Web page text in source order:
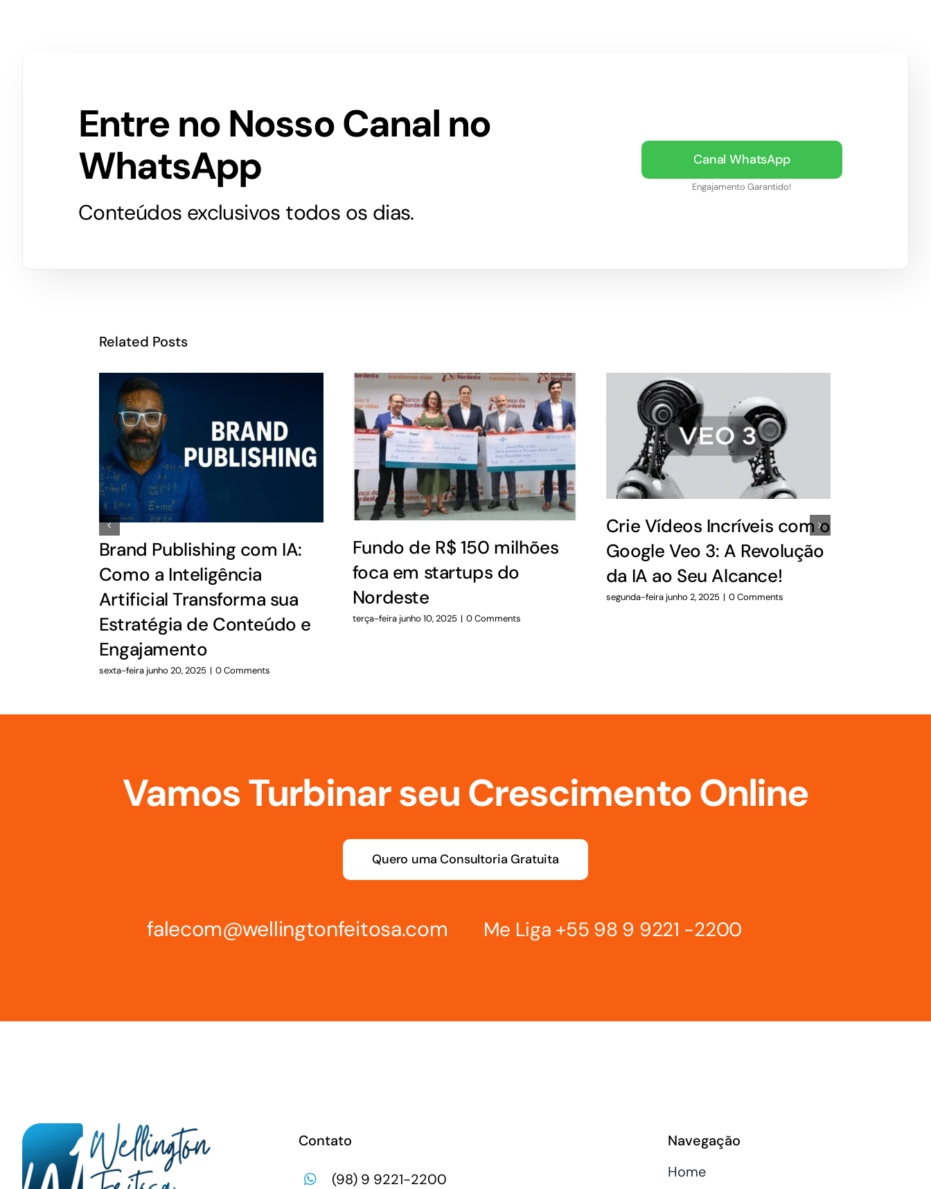
Entre no Nosso Canal no
WhatsApp
Conteúdos exclusivos todos os dias.
Canal WhatsApp
Engajamento Garantido!
Related Posts
Brand Publishing com IA:
Como a Inteligência
Artificial Transforma sua
Estratégia de Conteúdo e
Engajamento
sexta-feira junho 20, 2025 | 0 Comments
Fundo de R$ 150 milhões
foca em startups do
Nordeste
terça-feira junho 10, 2025 | 0 Comments
Crie Vídeos Incríveis com o
Google Veo 3: A Revolução
da IA ao Seu Alcance!
segunda-feira junho 2, 2025 | 0 Comments
Vamos Turbinar seu Crescimento Online
Quero uma Consultoria Gratuita
falecom@wellingtonfeitosa.com Me Liga +55 98 9 9221 -2200
Contato
(98) 9 9221-2200
Navegação
Home